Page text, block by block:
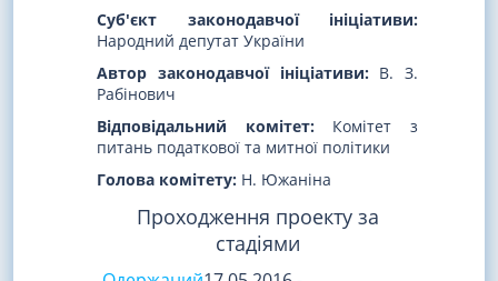
Суб'єкт законодавчої ініціативи:
Народний депутат України
Автор законодавчої ініціативи:В. З.
Рабінович
Відповідальний комітет:Комітет з
питань податкової та митної політики
Голова комітету: Н. Южаніна
Проходження проекту за
стадіями